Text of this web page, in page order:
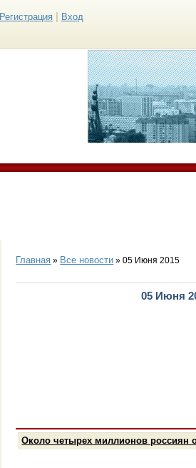
Регистрация Вход
Главная » Все новости » 05 Июня 2015
05 Июня
Около четырех миллионов россиян